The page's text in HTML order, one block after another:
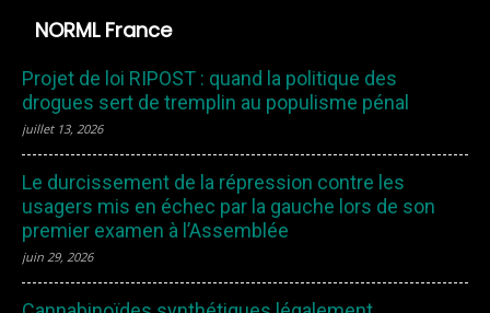
NORML France
Projet de loi RIPOST : quand la politique des
drogues sert de tremplin au populisme pénal
juillet 13, 2026
Le durcissement de la répression contre les
usagers mis en échec par la gauche lors de son
premier examen à l’Assemblée
juin 29, 2026